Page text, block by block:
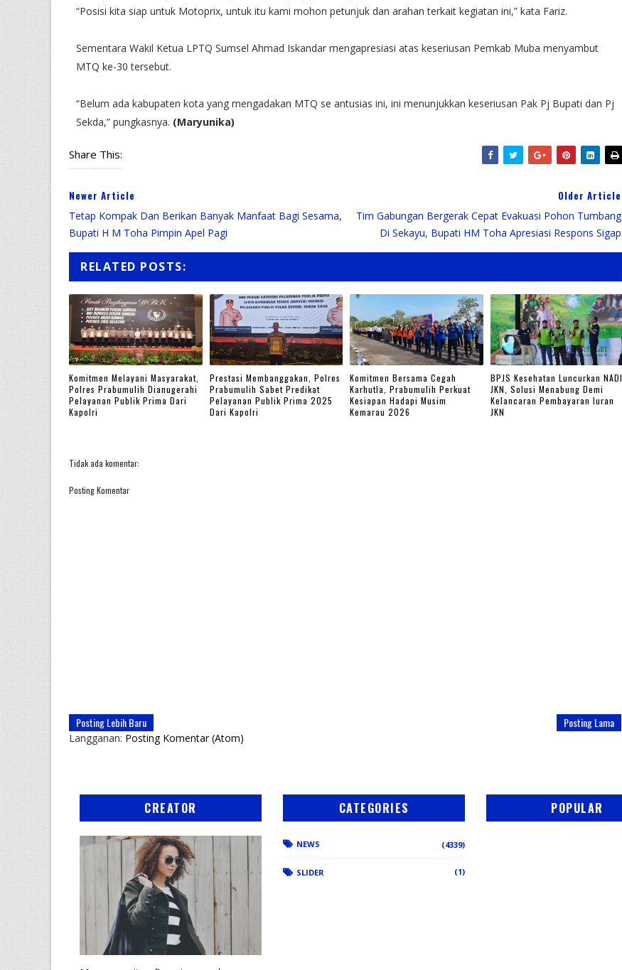
“Posisi kita siap untuk Motoprix, untuk itu kami mohon petunjuk dan arahan terkait kegiatan ini,” kata Fariz.
Sementara Wakil Ketua LPTQ Sumsel Ahmad Iskandar mengapresiasi atas keseriusan Pemkab Muba menyambut
MTQ ke-30 tersebut.
“Belum ada kabupaten kota yang mengadakan MTQ se antusias ini, ini menunjukkan keseriusan Pak Pj Bupati dan Pj
Sekda,” pungkasnya. (Maryunika)
Share This:
Newer Article
Tetap Kompak Dan Berikan Banyak Manfaat Bagi Sesama,
Bupati H M Toha Pimpin Apel Pagi
Older Article
Tim Gabungan Bergerak Cepat Evakuasi Pohon Tumbang
Di Sekayu, Bupati HM Toha Apresiasi Respons Sigap
RELATED POSTS:
Komitmen Melayani Masyarakat,
Polres Prabumulih Dianugerahi
Pelayanan Publik Prima Dari
Kapolri
Prestasi Membanggakan, Polres
Prabumulih Sabet Predikat
Pelayanan Publik Prima 2025
Dari Kapolri
Komitmen Bersama Cegah
Karhutla, Prabumulih Perkuat
Kesiapan Hadapi Musim
Kemarau 2026
BPJS Kesehatan Luncurkan NADI
JKN, Solusi Menabung Demi
Kelancaran Pembayaran Iuran
JKN
Tidak ada komentar:
Posting Komentar
Posting Lebih Baru Posting Lama
Langganan: Posting Komentar (Atom)
CREATOR CATEGORIES
NEWS (4339)
SLIDER (1)
POPULAR